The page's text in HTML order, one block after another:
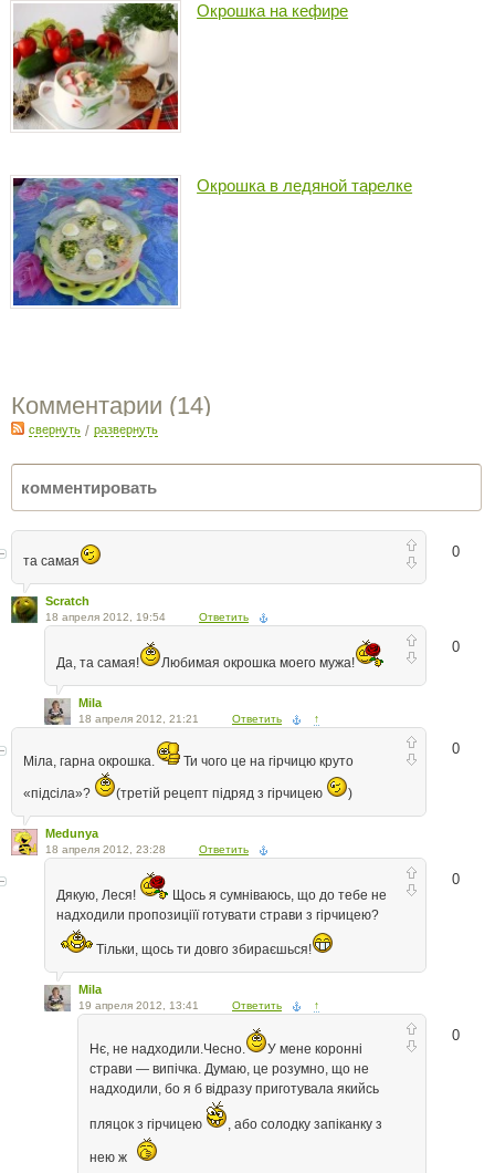
Окрошка на кефире
Окрошка в ледяной тарелке
Комментарии (14)
свернуть / развернуть
0
та самая
Scratch
18 апреля 2012, 19:54 Ответить
0
Да, та самая! Любимая окрошка моего мужа!
Mila
18 апреля 2012, 21:21 Ответить ↑
0
Міла, гарна окрошка. Ти чого це на гірчицю круто
«підсіла»? (третій рецепт підряд з гірчицею )
Medunya
18 апреля 2012, 23:28 Ответить
0
Дякую, Леся!
Щось я сумніваюсь, що до тебе не
надходили пропозиціїї готувати страви з гірчицею?
Тільки, щось ти довго збираєшься!
Mila
19 апреля 2012, 13:41 Ответить ↑
0
Нє, не надходили.Чесно.
У мене коронні
страви — випічка. Думаю, це розумно, що не
надходили, бо я б відразу приготувала якийсь
пляцок з гірчицею , або солодку запіканку з
нею ж